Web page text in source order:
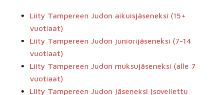
Liity Tampereen Judon aikuisjäseneksi (15+
vuotiaat)
Liity Tampereen Judon juniorijäseneksi (7-14
vuotiaat)
Liity Tampereen Judon muksujäseneksi (alle 7
vuotiaat)
Liity Tampereen Judon jäseneksi (sovellettu